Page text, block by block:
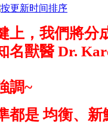
上，我們將分
名獸醫 Dr.
調~
都是 均衡、